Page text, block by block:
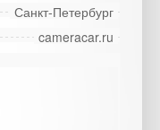
Санкт-Петербург
cameracar.ru